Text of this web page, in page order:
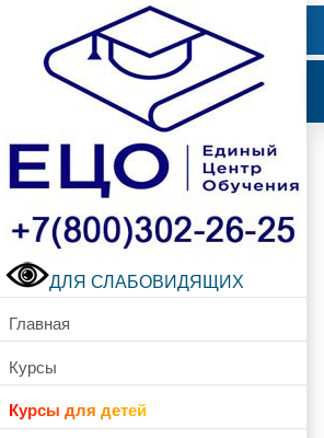
ДЛЯ СЛАБОВИДЯЩИХ
Главная
Курсы
Курсы для детей